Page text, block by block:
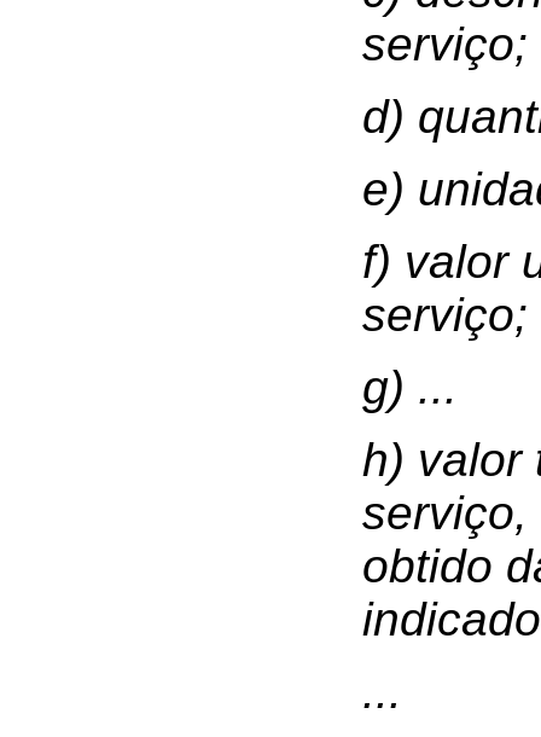
serviço;
d)
e)
f) valor
serviço;
g) ...
h) valor
serviço,
obtido
...